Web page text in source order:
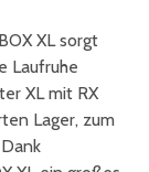
XL sorgt
Laufruhe
XL mit RX
Lager, zum